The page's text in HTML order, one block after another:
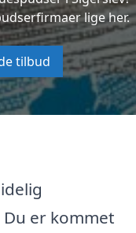
lige her.
tilbud
er kommet